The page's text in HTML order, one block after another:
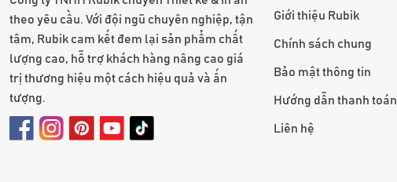
theo yêu cầu. Với đội ngũ chuyên nghiệp, tận
tâm, Rubik cam kết đem lại sản phẩm chất
lượng cao, hỗ trợ khách hàng nâng cao giá
trị thương hiệu một cách hiệu quả và ấn
tượng.
Giới thiệu Rubik
Chính sách chung
Bảo mật thông tin
Hướng dẫn thanh toán
Liên hệ